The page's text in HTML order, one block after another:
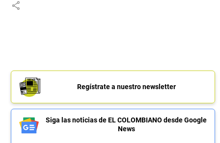
share
Regístrate a nuestro newsletter
Siga las noticias de EL COLOMBIANO desde Google
News